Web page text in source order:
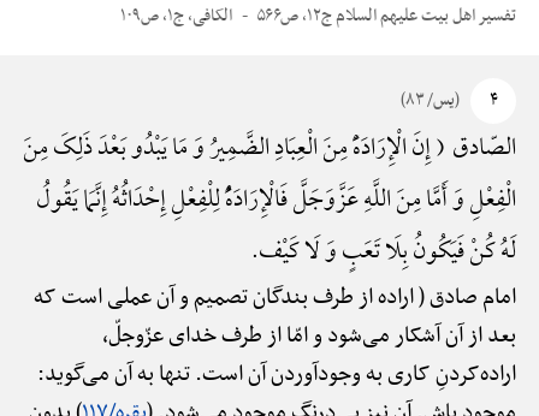
تفسیر اهل بیت علیهم السلام ج۱۲، ص۵۶۶ الکافی، ج۱، ص۱۰۹
۴ (یس/ ۸۳)
الصّادق ( إِنَ الْإِرَادَهًَْ مِنَ الْعِبَادِ الضَّمِیرُ وَ مَا یَبْدُو بَعْدَ ذَلِکَ مِنَ
الْفِعْلِ وَ أَمَّا مِنَ اللَّهِ عَزَّوَجَلَّ فَالْإِرَادَهًُْ لِلْفِعْلِ إِحْدَاثُهُ إِنَّمَا یَقُولُ
لَهُ کُنْ فَیَکُونُ بِلَا تَعَبٍ وَ لَا کَیْف.
امام صادق ( اراده از طرف بندگان تصمیم و آن عملی است که
بعد از آن آشکار می‌شود و امّا از طرف خدای عزّوجلّ،
اراده‌کردنِ کاری به وجودآوردن آن است. تنها به آن می‌گوید: